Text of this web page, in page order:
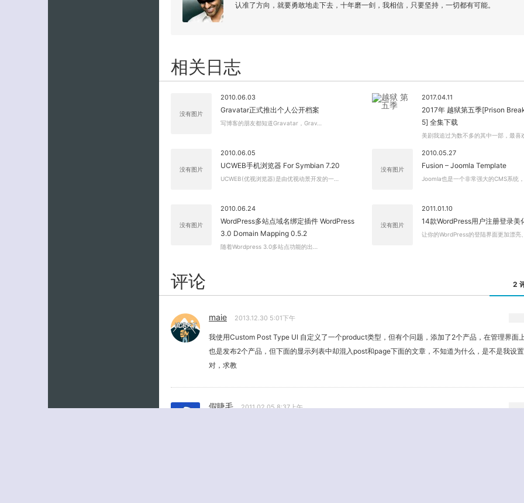
认准了方向，就要勇敢地走下去，十年磨一剑，我相信，只要坚持，一切都有可能。
相关日志
没有图片
2010.06.03
Gravatar正式推出个人公开档案
写博客的朋友都知道Gravatar，Grav…
2017.04.11
2017年 越狱第五季[Prison
5] 全集下载
美剧我追过为数不多的其中一部，最喜
没有图片
2010.06.05
UCWEB手机浏览器 For Symbian 7.20
UCWEB(优视浏览器)是由优视动景开发的一…
没有图片
2010.05.27
Fusion – Joomla Template
Joomla也是一个非常强大的CMS系统
没有图片
2010.06.24
WordPress多站点域名绑定插件 WordPress
3.0 Domain Mapping 0.5.2
随着Wordpress 3.0多站点功能的出…
没有图片
2011.01.10
14款WordPress用户注册登录美
让你的WordPress的登陆界面更加漂亮
评论 2
maie 2013.12.30 5:01下午
我使用Custom Post Type UI 自定义了一个product类型，但有个问题，添加了2个产品，在管理界面
也是发布2个产品，但下面的显示列表中却混入post和page下面的文章，不知道为什么，是不是我设
对，求教
假睫毛 2011.02.05 8:37上午